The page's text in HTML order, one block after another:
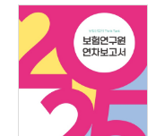
찾아오시는길